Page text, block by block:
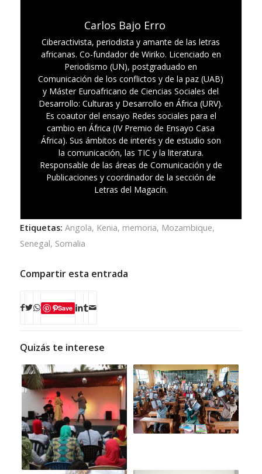
Carlos Bajo Erro
Ciberactivista, periodista y amante de las letras
africanas. Co-fundador de Wiriko. Licenciado en
Periodismo (UN), postgraduado en
Comunicación de los conflictos y de la paz (UAB)
y Máster Euroafricano de Ciencias Sociales del
Desarrollo: Culturas y Desarrollo en África (URV).
Es coautor del ensayo Redes sociales para el
cambio en África (IV Premio de Ensayo Casa
África). Sus ámbitos de interés y de estudio son
la comunicación, las TIC y la literatura.
Responsable de las áreas de Comunicación y de
Publicaciones y coordinador de la sección de
Letras del Magacín.
Etiquetas: Angola, Kenia, memoria, Mozambique,
Senegal, Somalia
Compartir esta entrada
Save
Quizás te interese